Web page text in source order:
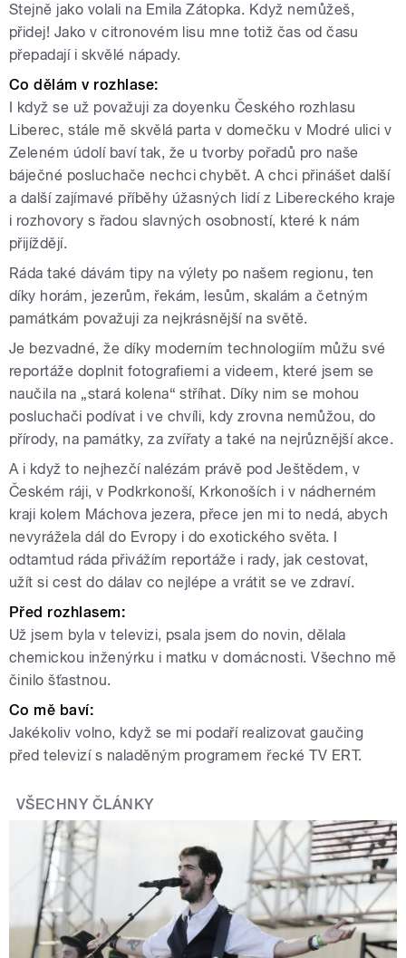
Stejně jako volali na Emila Zátopka. Když nemůžeš,
přidej! Jako v citronovém lisu mne totiž čas od času
přepadají i skvělé nápady.
Co dělám v rozhlase:
I když se už považuji za doyenku Českého rozhlasu
Liberec, stále mě skvělá parta v domečku v Modré ulici v
Zeleném údolí baví tak, že u tvorby pořadů pro naše
báječné posluchače nechci chybět. A chci přinášet další
a další zajímavé příběhy úžasných lidí z Libereckého kraje
i rozhovory s řadou slavných osobností, které k nám
přijíždějí.
Ráda také dávám tipy na výlety po našem regionu, ten
díky horám, jezerům, řekám, lesům, skalám a četným
památkám považuji za nejkrásnější na světě.
Je bezvadné, že díky moderním technologiím můžu své
reportáže doplnit fotografiemi a videem, které jsem se
naučila na „stará kolena“ stříhat. Díky nim se mohou
posluchači podívat i ve chvíli, kdy zrovna nemůžou, do
přírody, na památky, za zvířaty a také na nejrůznější akce.
A i když to nejhezčí nalézám právě pod Ještědem, v
Českém ráji, v Podkrkonoší, Krkonoších i v nádherném
kraji kolem Máchova jezera, přece jen mi to nedá, abych
nevyrážela dál do Evropy i do exotického světa. I
odtamtud ráda přivážím reportáže i rady, jak cestovat,
užít si cest do dálav co nejlépe a vrátit se ve zdraví.
Před rozhlasem:
Už jsem byla v televizi, psala jsem do novin, dělala
chemickou inženýrku i matku v domácnosti. Všechno mě
činilo šťastnou.
Co mě baví:
Jakékoliv volno, když se mi podaří realizovat gaučing
před televizí s naladěným programem řecké TV ERT.
VŠECHNY ČLÁNKY